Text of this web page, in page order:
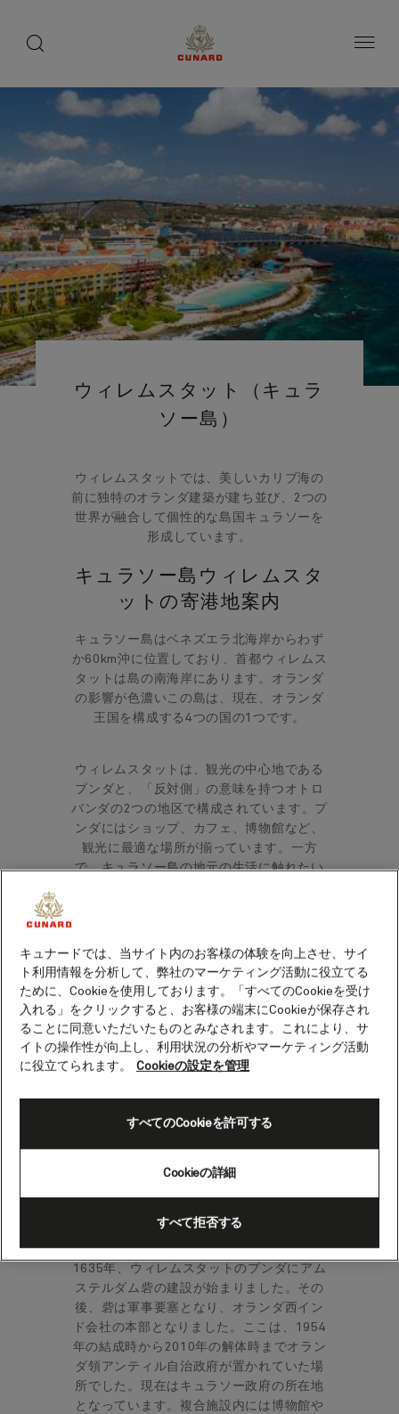
へ
ッ
プ
ウィレムスタット（キュラ
ソー島）
ウィレムスタットでは、美しいカリブ海の
前に独特のオランダ建築が建ち並び、2つの
世界が融合して個性的な島国キュラソーを
形成しています。
キュラソー島ウィレムスタ
ットの寄港地案内
キュラソー島はベネズエラ北海岸からわず
か60km沖に位置しており、首都ウィレムス
タットは島の南海岸にあります。オランダ
の影響が色濃いこの島は、現在、オランダ
王国を構成する4つの国の1つです。
ウィレムスタットは、観光の中心地である
プンダと、「反対側」の意味を持つオトロ
バンダの2つの地区で構成されています。プ
ンダにはショップ、カフェ、博物館など、
観光に最適な場所が揃っています。一方
で、キュラソー島の地元の生活に触れたい
すめです。
キュラソー島ウィレムスタットの人気
観光スポット
スペイン人が最初にキュラソー島を植民地
心地として確立し始めました。今日のウィ
が随所に見られます。
アムステルダム砦
1635年、ウィレムスタットのプンダにアム
ステルダム砦の建設が始まりました。その
後、砦は軍事要塞となり、オランダ西イン
ド会社の本部となりました。ここは、1954
年の結成時から2010年の解体時までオラン
ダ領アンティル自治政府が置かれていた場
所でした。現在はキュラソー政府の所在地
となっています。複合施設内には博物館や
キュナードでは、当サイト内のお客様の体験を向上させ、サイ
ト利用情報を分析して、弊社のマーケティング活動に役立てる
ために、Cookieを使用しております。「すべてのCookieを受け
入れる」をクリックすると、お客様の端末にCookieが保存され
ることに同意いただいたものとみなされます。これにより、サ
イトの操作性が向上し、利用状況の分析やマーケティング活動
に役立てられます。
Cookieの設定を管理
Cookieの詳細
すべて拒否する
すべてのCookieを許可する